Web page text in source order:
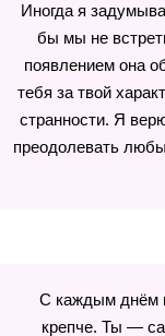
Иногда я
бы мы не
появлением она
тебя за твой
странности. Я
преодолевать
С каждым днём
крепче. Ты —